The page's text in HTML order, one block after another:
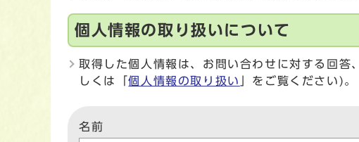
個人情報の取り扱いについて
取得した個人情報は、お問い合わせに対する回
しくは「個人情報の取り扱い 」をご覧ください)。
名前